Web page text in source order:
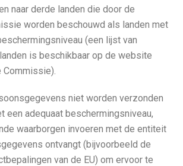
naar derde landen die door de
worden beschouwd als landen met
(een lijst van
is beschikbaar op de website
Commissie).
niet worden verzonden
een adequaat beschermingsniveau,
waarborgen invoeren met de entiteit
ontvangt (bijvoorbeeld de
van de EU) om ervoor te